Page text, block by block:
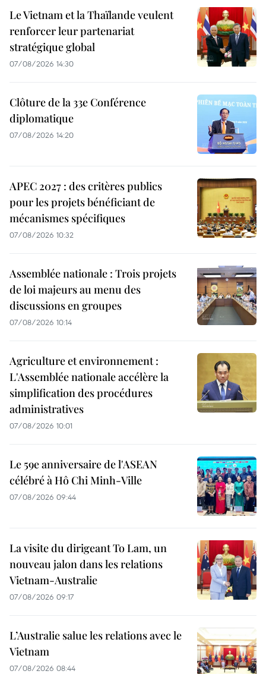
Le Vietnam et la Thaïlande veulent
renforcer leur partenariat
stratégique global
07/08/2026 14:30
Clôture de la 33e Conférence
diplomatique
07/08/2026 14:20
APEC 2027 : des critères publics
pour les projets bénéficiant de
mécanismes spécifiques
07/08/2026 10:32
Assemblée nationale : Trois projets
de loi majeurs au menu des
discussions en groupes
07/08/2026 10:14
Agriculture et environnement :
L'Assemblée nationale accélère la
simplification des procédures
administratives
07/08/2026 10:01
Le 59e anniversaire de l'ASEAN
célébré à Hô Chi Minh-Ville
07/08/2026 09:44
La visite du dirigeant To Lam, un
nouveau jalon dans les relations
Vietnam-Australie
07/08/2026 09:17
L’Australie salue les relations avec le
Vietnam
07/08/2026 08:44